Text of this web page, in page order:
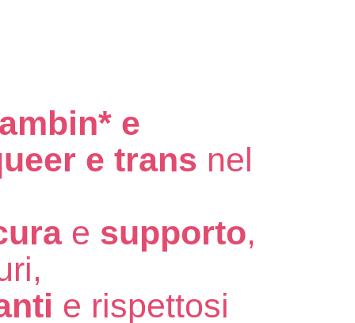
e
e trans nel
e supporto,
e rispettosi